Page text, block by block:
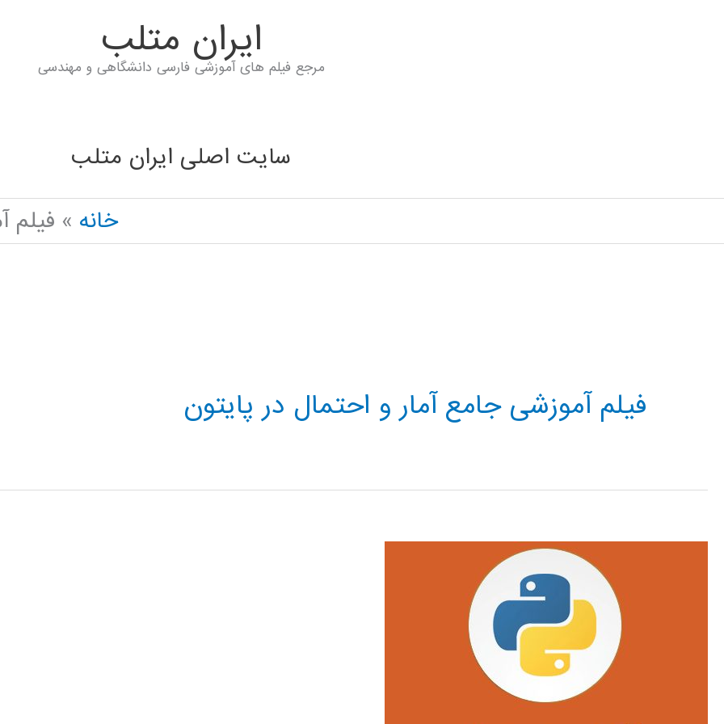
ايران متلب
مرجع فیلم های آموزشی فارسی دانشگاهی و مهندسی
سایت اصلی ایران متلب
خانه
فیلم
فیلم آموزشی جامع آمار و احتمال در پایتون